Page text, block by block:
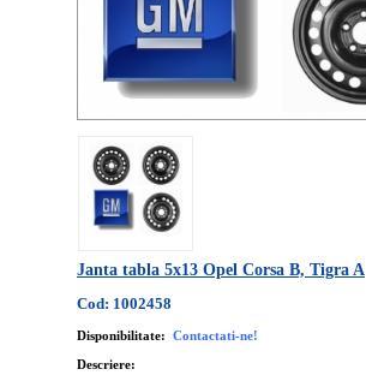
Janta tabla 5x13 Opel Corsa B, Tigra A
Cod: 1002458
Disponibilitate: Contactati-ne!
Descriere: